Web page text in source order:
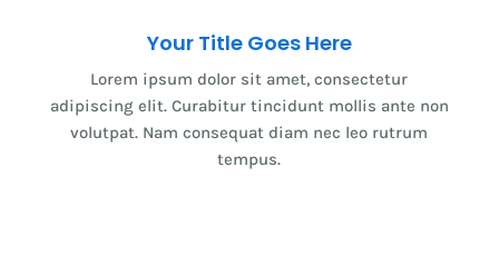
Your Title Goes Here
Lorem ipsum dolor sit amet, consectetur
adipiscing elit. Curabitur tincidunt mollis ante non
volutpat. Nam consequat diam nec leo rutrum
tempus.